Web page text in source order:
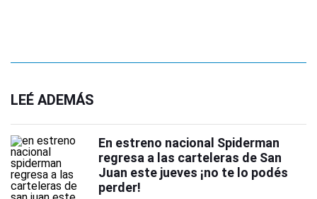
LEÉ ADEMÁS
En estreno nacional Spiderman
regresa a las carteleras de San
Juan este jueves ¡no te lo podés
perder!